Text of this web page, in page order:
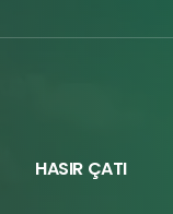
HASIR ÇATI